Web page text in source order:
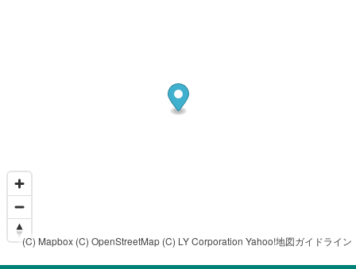
(C) Mapbox (C) OpenStreetMap (C) LY Corporation Yahoo!地図ガイドライン